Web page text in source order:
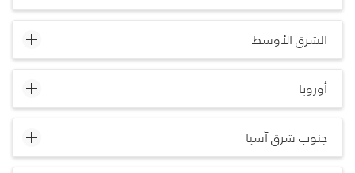
الشرق الأوسط
أوروبا
جنوب شرق آسيا